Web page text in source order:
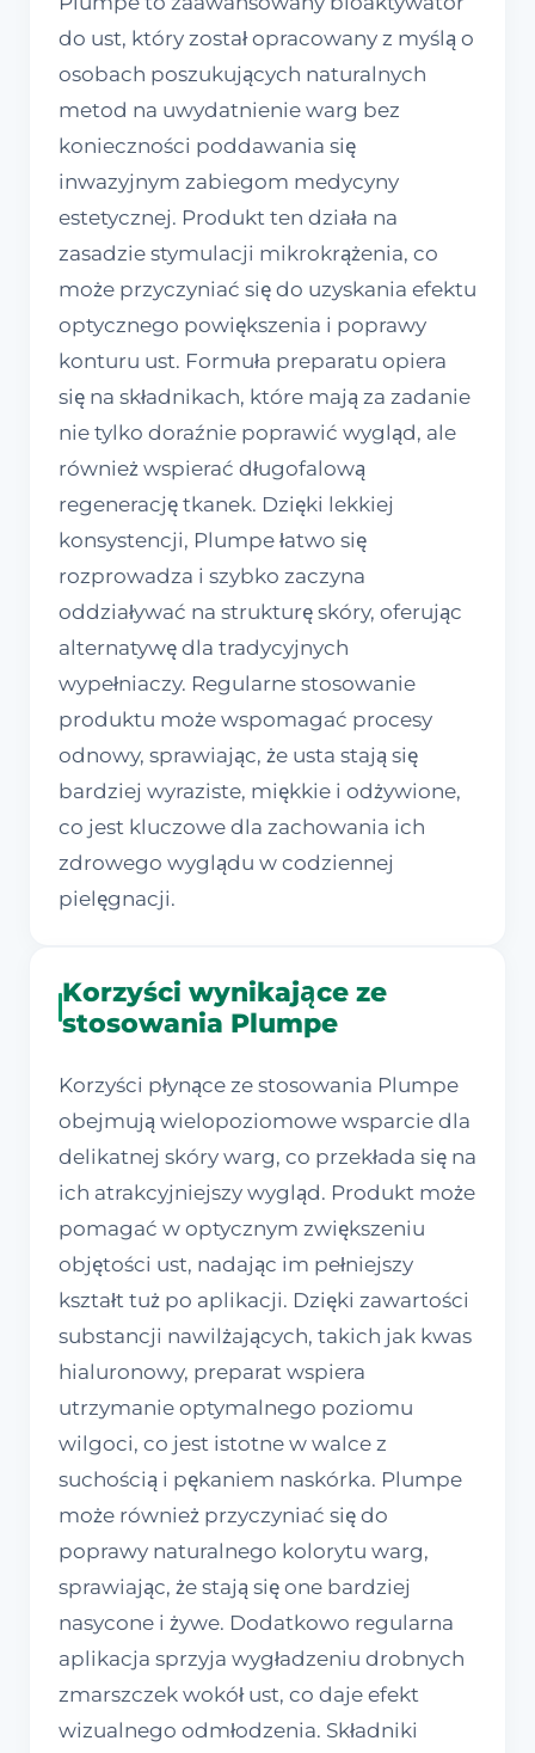
do ust, który został opracowany z myślą o
osobach poszukujących naturalnych
metod na uwydatnienie warg bez
konieczności poddawania się
inwazyjnym zabiegom medycyny
estetycznej. Produkt ten działa na
zasadzie stymulacji mikrokrążenia, co
może przyczyniać się do uzyskania efektu
optycznego powiększenia i poprawy
konturu ust. Formuła preparatu opiera
się na składnikach, które mają za zadanie
nie tylko doraźnie poprawić wygląd, ale
również wspierać długofalową
regenerację tkanek. Dzięki lekkiej
konsystencji, Plumpe łatwo się
rozprowadza i szybko zaczyna
oddziaływać na strukturę skóry, oferując
alternatywę dla tradycyjnych
wypełniaczy. Regularne stosowanie
produktu może wspomagać procesy
odnowy, sprawiając, że usta stają się
bardziej wyraziste, miękkie i odżywione,
co jest kluczowe dla zachowania ich
zdrowego wyglądu w codziennej
pielęgnacji.
Korzyści wynikające ze
stosowania Plumpe
Korzyści płynące ze stosowania Plumpe
obejmują wielopoziomowe wsparcie dla
delikatnej skóry warg, co przekłada się na
ich atrakcyjniejszy wygląd. Produkt może
pomagać w optycznym zwiększeniu
objętości ust, nadając im pełniejszy
kształt tuż po aplikacji. Dzięki zawartości
substancji nawilżających, takich jak kwas
hialuronowy, preparat wspiera
utrzymanie optymalnego poziomu
wilgoci, co jest istotne w walce z
suchością i pękaniem naskórka. Plumpe
może również przyczyniać się do
poprawy naturalnego kolorytu warg,
sprawiając, że stają się one bardziej
nasycone i żywe. Dodatkowo regularna
aplikacja sprzyja wygładzeniu drobnych
zmarszczek wokół ust, co daje efekt
wizualnego odmłodzenia. Składniki